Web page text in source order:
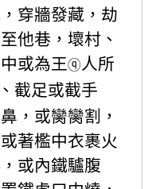
穿牆發藏，劫
他巷，壞村、
或為王ⓠ人所
截足或截手
，或臠臠割，
著檻中衣裹火
或內鐵驢腹